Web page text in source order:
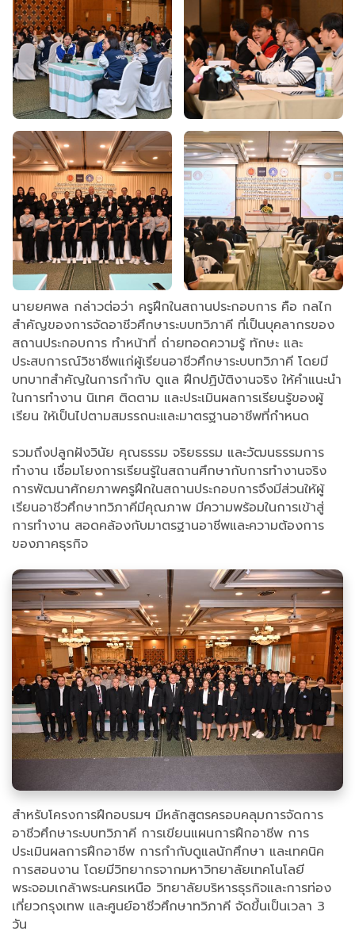
นายยศพล กล่าวต่อว่า ครูฝึกในสถานประกอบการ คือ กลไก
สำคัญของการจัดอาชีวศึกษาระบบทวิภาคี ที่เป็นบุคลากรของ
สถานประกอบการ ทำหน้าที่ ถ่ายทอดความรู้ ทักษะ และ
ประสบการณ์วิชาชีพแก่ผู้เรียนอาชีวศึกษาระบบทวิภาคี โดยมี
บทบาทสำคัญในการกำกับ ดูแล ฝึกปฏิบัติงานจริง ให้คำแนะนำ
ในการทำงาน นิเทศ ติดตาม และประเมินผลการเรียนรู้ของผู้
เรียน ให้เป็นไปตามสมรรถนะและมาตรฐานอาชีพที่กำหนด
รวมถึงปลูกฝังวินัย คุณธรรม จริยธรรม และวัฒนธรรมการ
ทำงาน เชื่อมโยงการเรียนรู้ในสถานศึกษากับการทำงานจริง
การพัฒนาศักยภาพครูฝึกในสถานประกอบการจึงมีส่วนให้ผู้
เรียนอาชีวศึกษาทวิภาคีมีคุณภาพ มีความพร้อมในการเข้าสู่
การทำงาน สอดคล้องกับมาตรฐานอาชีพและความต้องการ
ของภาคธุรกิจ
สำหรับโครงการฝึกอบรมฯ มีหลักสูตรครอบคลุมการจัดการ
อาชีวศึกษาระบบทวิภาคี การเขียนแผนการฝึกอาชีพ การ
ประเมินผลการฝึกอาชีพ การกำกับดูแลนักศึกษา และเทคนิค
การสอนงาน โดยมีวิทยากรจากมหาวิทยาลัยเทคโนโลยี
พระจอมเกล้าพระนครเหนือ วิทยาลัยบริหารธุรกิจและการท่อง
เที่ยวกรุงเทพ และศูนย์อาชีวศึกษาทวิภาคี จัดขึ้นเป็นเวลา 3
วัน